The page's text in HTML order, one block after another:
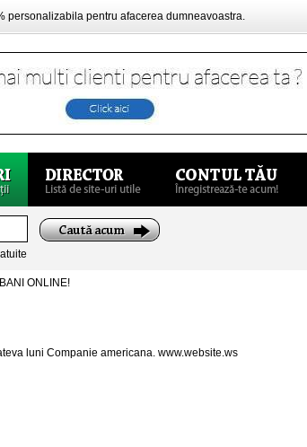
personalizabila pentru afacerea dumneavoastra.
ONLINE!
luni Companie americana. www.website.ws